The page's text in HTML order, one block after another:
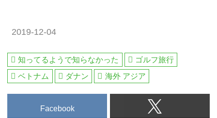
2019-12-04
知ってるようで知らなかった
ゴルフ旅行
ベトナム
ダナン 海外 アジア
Facebook